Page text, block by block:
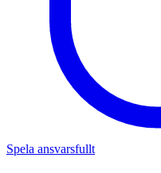
Spela ansvarsfullt